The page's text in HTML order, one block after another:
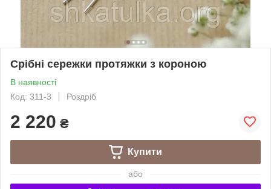
Срібні сережки протяжки з короною
В наявності
Код: 311-3
Роздріб
2 220 ₴
Купити
або